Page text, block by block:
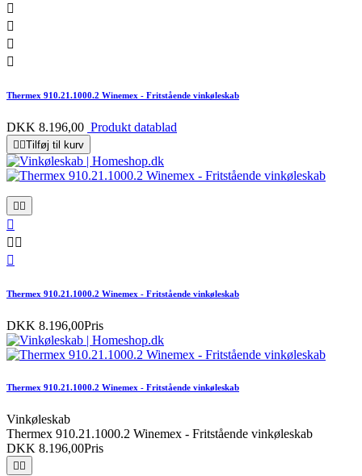




Thermex 910.21.1000.2 Winemex - Fritstående vinkøleskab
DKK 8.196,00 Produkt datablad
 Tilføj til kurv
 

 

Thermex 910.21.1000.2 Winemex - Fritstående vinkøleskab
DKK 8.196,00Pris
Thermex 910.21.1000.2 Winemex - Fritstående vinkøleskab
Vinkøleskab
Thermex 910.21.1000.2 Winemex - Fritstående vinkøleskab
DKK 8.196,00Pris
 